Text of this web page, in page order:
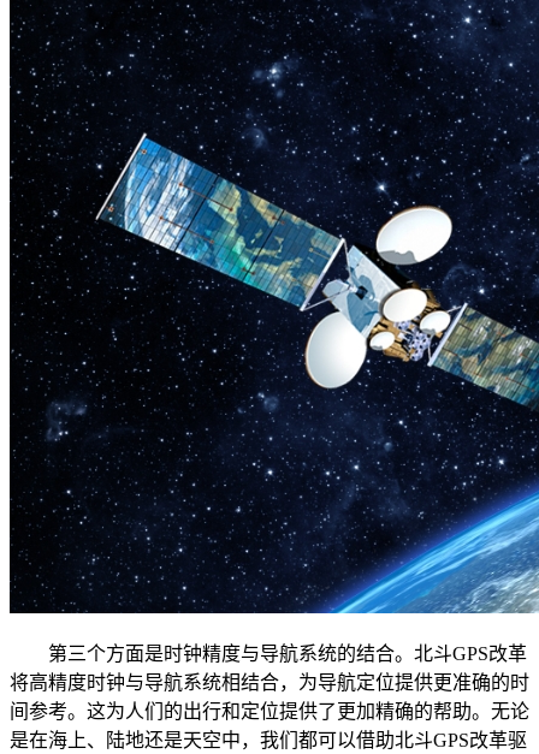
第三个方面是时钟精度与导航系统的结合。北斗GPS改革
将高精度时钟与导航系统相结合，为导航定位提供更准确的时
间参考。这为人们的出行和定位提供了更加精确的帮助。无论
是在海上、陆地还是天空中，我们都可以借助北斗GPS改革驱